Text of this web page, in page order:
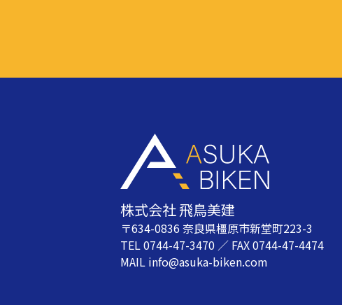
株式会社 飛鳥美建
〒634-0836 奈良県橿原市新堂町223-3
TEL 0744-47-3470 ／ FAX 0744-47-4474
MAIL info@asuka-biken.com